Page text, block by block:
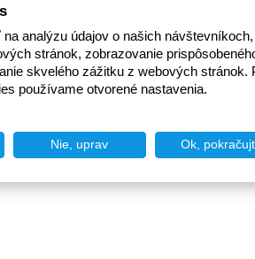
analýzu údajov o našich
stránok, zobrazovanie
skvelého zážitku z webových stránok.
používame otvorené nastavenia.
Nie, uprav Ok,